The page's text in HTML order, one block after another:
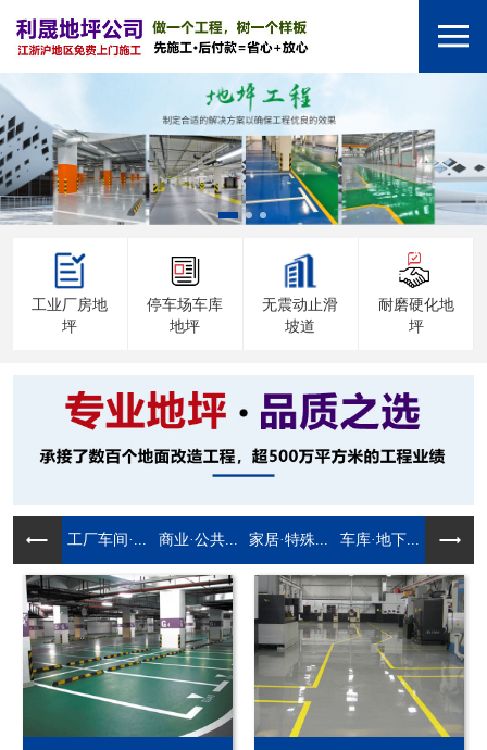
工业厂房地
坪
停车场车库
地坪
无震动止滑
坡道
耐磨硬化地
坪
工厂车间·... 商业·公共... 家居·特殊... 车库·地下...